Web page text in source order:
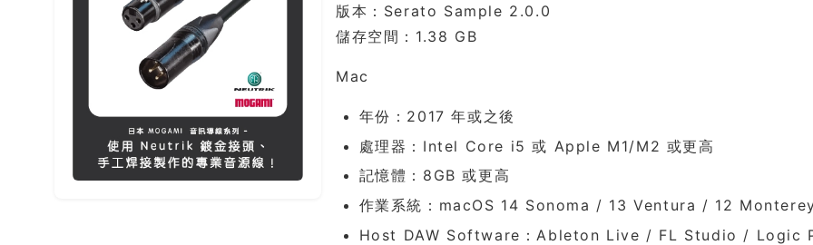
版本：Serato Sample 2.0.0
儲存空間：1.38 GB
Mac
年份：2017 年或之後
處理器：Intel Core i5 或 Apple M1/M2 或更高
記憶體：8GB 或更高
作業系統：macOS 14 Sonoma / 13 Ventura / 12
Host DAW Software：Ableton Live / FL Studio /